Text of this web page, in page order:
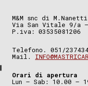
M&M snc di
Via San Vitale 9/a –
P.iva: 03535081206
Telefono. 051/
Mail.
Orari di apertura
Lun – Sab: 10.00 –